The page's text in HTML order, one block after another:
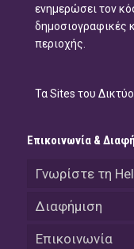
ενημερώσει τον
δημοσιογραφικές
περιοχής.
Τα Sites του
Επικοινωνία &
Γνωρίστε τη
Διαφήμιση
Επικοινωνία